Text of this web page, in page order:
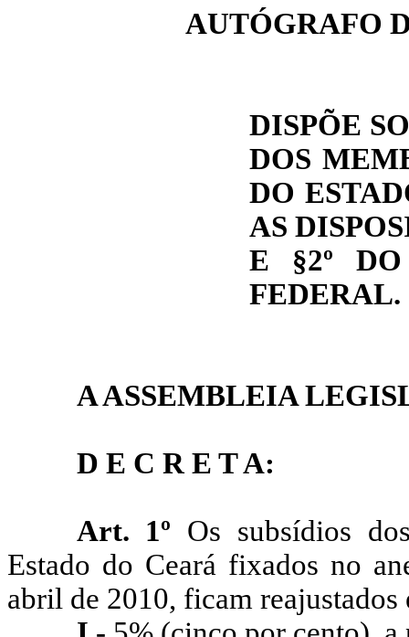
AUTÓGRAFO
DISPÕE
DOS
DO
AS
E §2º
FEDERAL.
A ASSEMBLEIA
D E C R E T A:
Art. 1º Os subsídios
Estado do Ceará fixados no
abril de 2010, ficam reajustados